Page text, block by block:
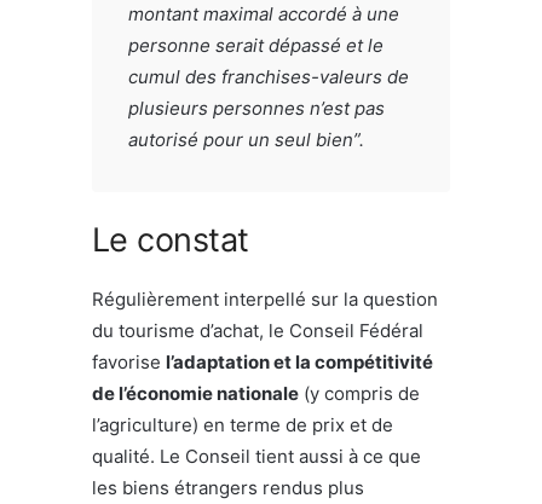
montant maximal accordé à une
personne serait dépassé et le
cumul des franchises-valeurs de
plusieurs personnes n’est pas
autorisé pour un seul bien”.
Le constat
Régulièrement interpellé sur la question
du tourisme d’achat, le Conseil Fédéral
favorise l’adaptation et la compétitivité
de l’économie nationale (y compris de
l’agriculture) en terme de prix et de
qualité. Le Conseil tient aussi à ce que
les biens étrangers rendus plus